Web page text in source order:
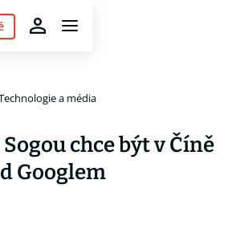
a média
chce být v Číně
Googlem